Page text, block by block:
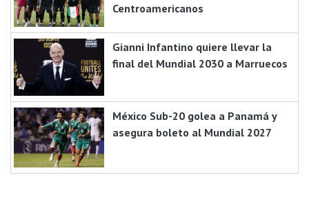
Centroamericanos
Gianni Infantino quiere llevar la
final del Mundial 2030 a Marruecos
México Sub-20 golea a Panamá y
asegura boleto al Mundial 2027